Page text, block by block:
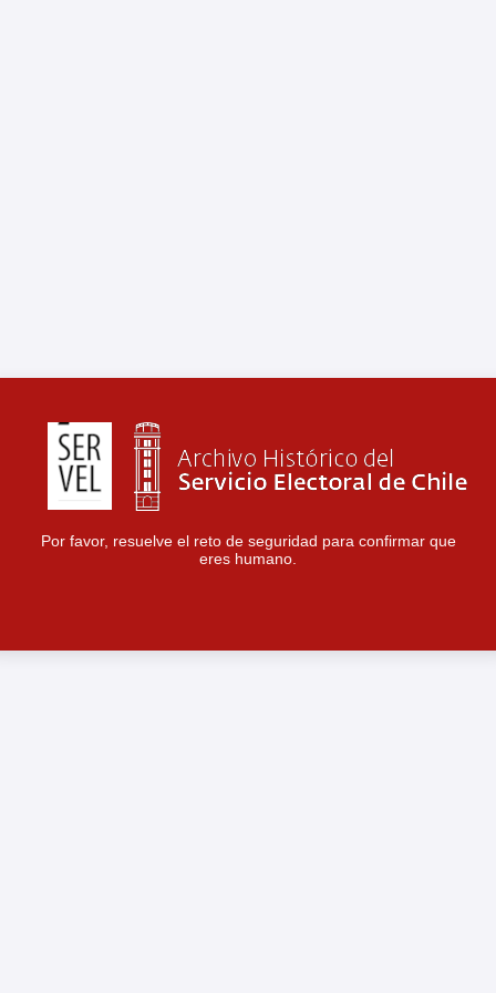
Por favor, resuelve el reto de seguridad para confirmar que
eres humano.